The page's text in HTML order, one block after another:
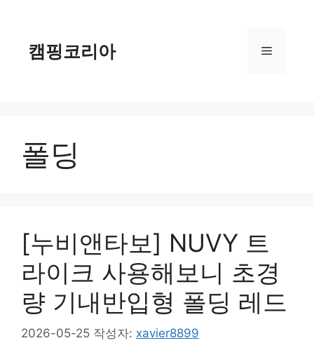
캠핑코리아 메
폴딩
[누비앤타보] NUVY 트
라이크 사용해보니 초경
량 기내반입형 폴딩 레드
2026-05-25 작성자: xavier8899